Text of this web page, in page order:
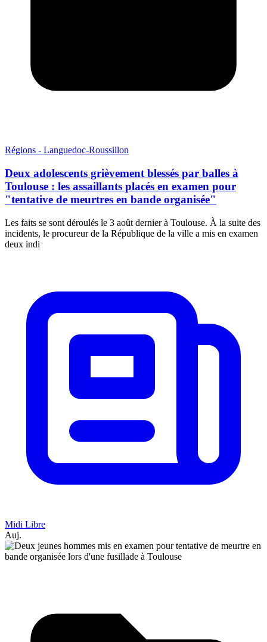
Régions - Languedoc-Roussillon
Deux adolescents grièvement blessés par balles à
Toulouse : les assaillants placés en examen pour
"tentative de meurtres en bande organisée"
Les faits se sont déroulés le 3 août dernier à Toulouse. À la suite des
incidents, le procureur de la République de la ville a mis en examen
deux indi
Midi Libre
Auj.